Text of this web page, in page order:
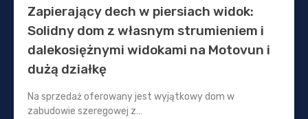
Zapierający dech w piersiach widok:
Solidny dom z własnym strumieniem i
dalekosiężnymi widokami na Motovun i
dużą działkę
Na sprzedaż oferowany jest wyjątkowy dom w
zabudowie szeregowej z…